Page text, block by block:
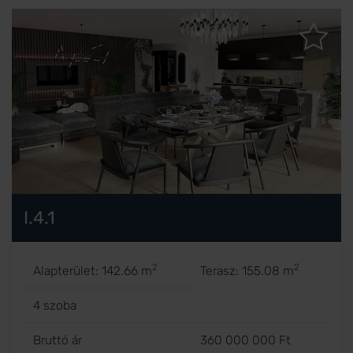
I.4.1
Alapterület: 142.66 m2 Terasz: 155.08 m2
4 szoba
Bruttó ár 360 000 000 Ft